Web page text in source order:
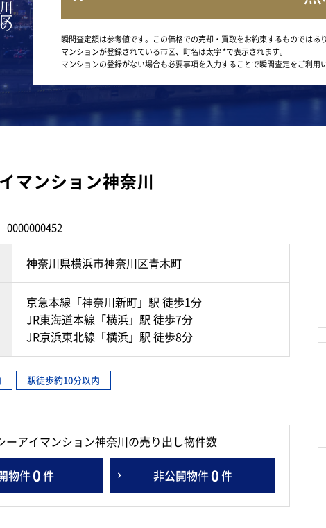
瞬間査定額は参考値です。この価格での売却・買取をお約束するものではあ
マンションが登録されている市区、町名は太字 *で表示されます。
マンションの登録がない場合も必要事項を入力することで瞬間査定をご利用
マンション神奈川
0000000452
神奈川県横浜市神奈川区青木町
京急本線「神奈川新町」駅 徒歩1分
JR東海道本線「横浜」駅 徒歩7分
JR京浜東北線「横浜」駅 徒歩8分
駅徒歩約10分以内
ーアイマンション神奈川の売り出し物件数
物件0件 非公開物件0件